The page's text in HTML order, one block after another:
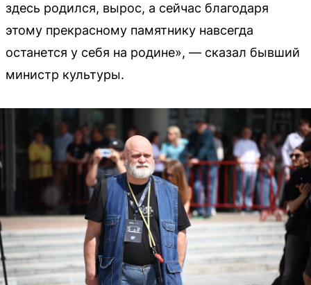
здесь родился, вырос, а сейчас благодаря
этому прекрасному памятнику навсегда
останется у себя на родине», — сказал бывший
министр культуры.